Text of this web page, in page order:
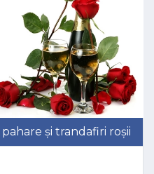
și trandafiri roșii